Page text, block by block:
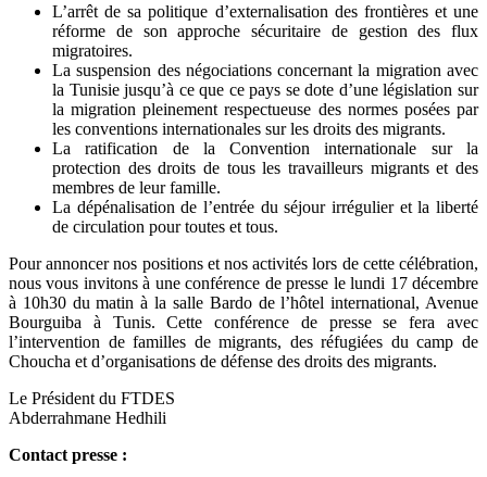
L’arrêt de sa politique d’externalisation des frontières et une
réforme de son approche sécuritaire de gestion des flux
migratoires.
La suspension des négociations concernant la migration avec
la Tunisie jusqu’à ce que ce pays se dote d’une législation sur
la migration pleinement respectueuse des normes posées par
les conventions internationales sur les droits des migrants.
La ratification de la Convention internationale sur la
protection des droits de tous les travailleurs migrants et des
membres de leur famille.
La dépénalisation de l’entrée du séjour irrégulier et la liberté
de circulation pour toutes et tous.
Pour annoncer nos positions et nos activités lors de cette célébration,
nous vous invitons à une conférence de presse le lundi 17 décembre
à 10h30 du matin à la salle Bardo de l’hôtel international, Avenue
Bourguiba à Tunis. Cette conférence de presse se fera avec
l’intervention de familles de migrants, des réfugiées du camp de
Choucha et d’organisations de défense des droits des migrants.
Le Président du FTDES
Abderrahmane Hedhili
Contact presse :